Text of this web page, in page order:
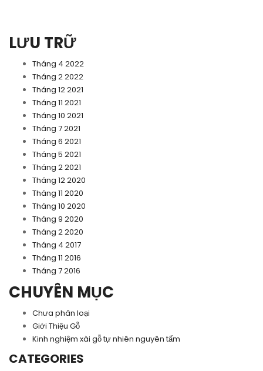
LƯU TRỮ
Tháng 4 2022
Tháng 2 2022
Tháng 12 2021
Tháng 11 2021
Tháng 10 2021
Tháng 7 2021
Tháng 6 2021
Tháng 5 2021
Tháng 2 2021
Tháng 12 2020
Tháng 11 2020
Tháng 10 2020
Tháng 9 2020
Tháng 2 2020
Tháng 4 2017
Tháng 11 2016
Tháng 7 2016
CHUYÊN MỤC
Chưa phân loại
Giới Thiệu Gỗ
Kinh nghiệm xài gỗ tự nhiên nguyên tấm
CATEGORIES